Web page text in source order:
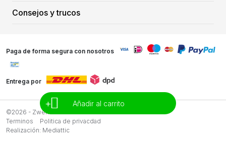
+ Añadir al carrito
Consejos y trucos
Paga de forma segura con nosotros
Entrega por
©2026 - Zwemreus
Terminos
Politica de privacdad
Realización: Mediattic